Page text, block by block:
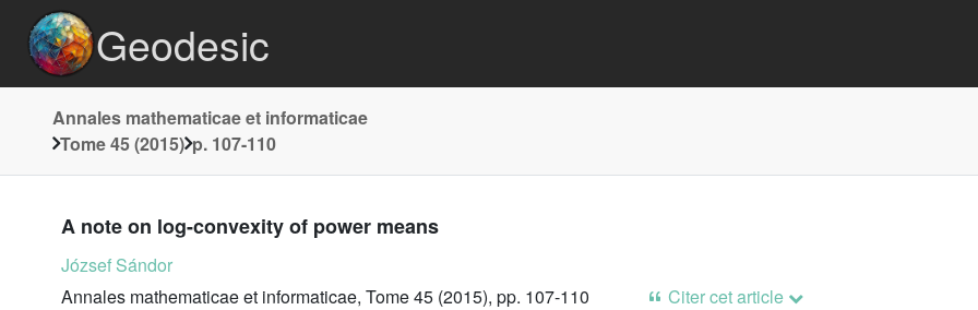
Geodesic
Annales mathematicae et informaticae
Tome 45 (2015) p. 107-110
A note on log-convexity of power means
József Sándor
Annales mathematicae et informaticae, Tome 45 (2015), pp. 107-110
Citer cet article